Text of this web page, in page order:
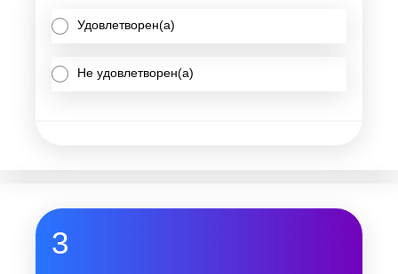
Удовлетворен(а)
Не удовлетворен(а)
3